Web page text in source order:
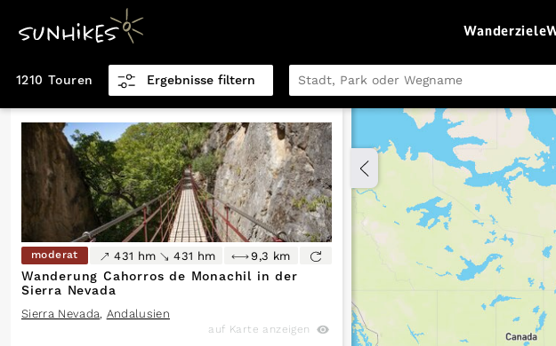
Wanderziele
1210 Touren Ergebnisse filtern
Distanz km
151,9
Höhenmeter
0
Schwierigkeit
leicht
moderat 431 hm 431 hm 9,3 km
Wanderung Cahorros de Monachil in der
Sierra Nevada
Sierra Nevada, Andalusien
auf Karte anzeigen